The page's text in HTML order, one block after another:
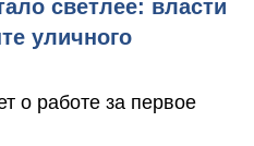
светлее: власти
уличного
о работе за первое